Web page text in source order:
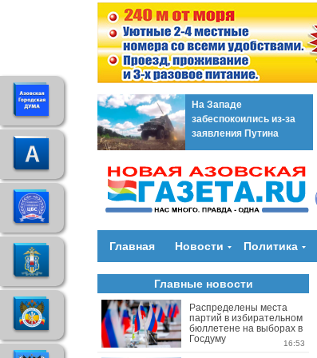
На Западе
забеспокоились из-за
заявления Путина
Главная Новости Политика
Главные новости
Распределены места
партий в избирательном
бюллетене на выборах в
Госдуму
16:53